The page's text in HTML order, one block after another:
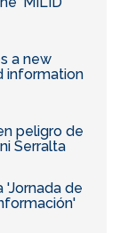
a new
information
peligro de
Serralta
'Jornada de